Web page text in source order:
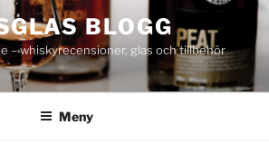
BLOGG
– whiskyrecensioner, glas och tillbehör
Meny